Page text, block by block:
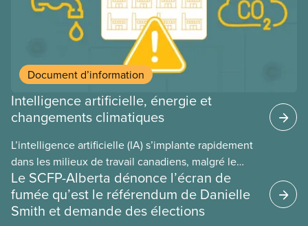
Document d’information
Intelligence artificielle, énergie et
changements climatiques
L’intelligence artificielle (IA) s’implante rapidement
dans les milieux de travail canadiens, malgré le
manque de lois et de règlements pour l’encadrer et
de tests menés en amont. Le présent document
d’information porte sur la consommation
Le SCFP-Alberta dénonce l’écran de
fumée qu’est le référendum de Danielle
Smith et demande des élections